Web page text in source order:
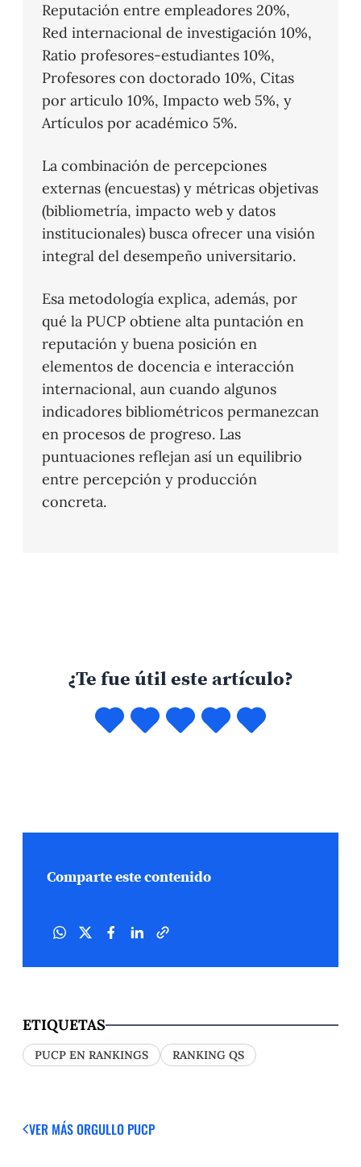
Reputación entre empleadores 20%,
Red internacional de investigación 10%,
Ratio profesores-estudiantes 10%,
Profesores con doctorado 10%, Citas
por articulo 10%, Impacto web 5%, y
Artículos por académico 5%.
La combinación de percepciones
externas (encuestas) y métricas objetivas
(bibliometría, impacto web y datos
institucionales) busca ofrecer una visión
integral del desempeño universitario.
Esa metodología explica, además, por
qué la PUCP obtiene alta puntación en
reputación y buena posición en
elementos de docencia e interacción
internacional, aun cuando algunos
indicadores bibliométricos permanezcan
en procesos de progreso. Las
puntuaciones reflejan así un equilibrio
entre percepción y producción
concreta.
¿Te fue útil este artículo?
Comparte este contenido
ETIQUETAS
PUCP EN RANKINGS RANKING QS
VER MÁSORGULLO PUCP